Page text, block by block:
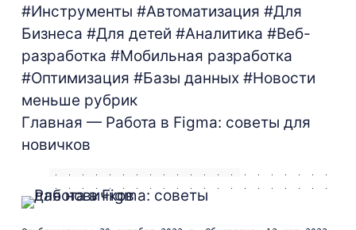
#Инструменты #Автоматизация #Для
Бизнеса #Для детей #Аналитика #Веб-
разработка #Мобильная разработка
#Оптимизация #Базы данных #Новости
меньше рубрик
Главная — Работа в Figma: советы для
новичков